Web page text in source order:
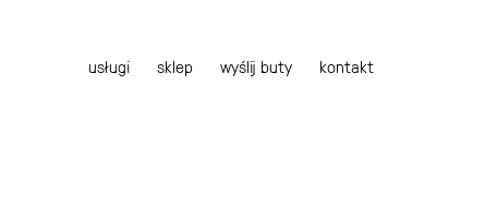
usługi sklep wyślij buty kontakt